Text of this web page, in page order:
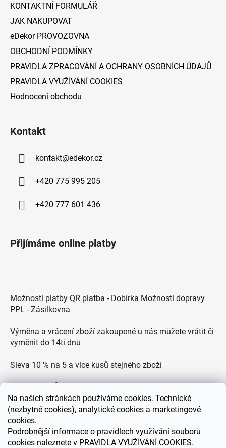
Na našich stránkách používáme cookies. Technické
(nezbytné cookies), analytické cookies a marketingové
cookies.
Podrobnější informace o pravidlech využívání souborů
cookies naleznete v PRAVIDLA VYUŽÍVÁNÍ COOKIES.
KONTAKTNÍ FORMULÁŘ
JAK NAKUPOVAT
eDekor PROVOZOVNA
OBCHODNÍ PODMÍNKY
PRAVIDLA ZPRACOVÁNÍ A OCHRANY OSOBNÍCH ÚDAJŮ
PRAVIDLA VYUŽÍVÁNÍ COOKIES
Hodnocení obchodu
Kontakt
kontakt@edekor.cz
+420 775 995 205
+420 777 601 436
Přijímáme online platby
Možnosti platby QR platba - Dobírka Možnosti dopravy
PPL - Zásilkovna
Výměna a vrácení zboží zakoupené u nás můžete vrátit či
vyměnit do 14ti dnů
Sleva 10 % na 5 a více kusů stejného zboží
Zákaznická podpora každý všední den od 9.00 do 18.00
hodin